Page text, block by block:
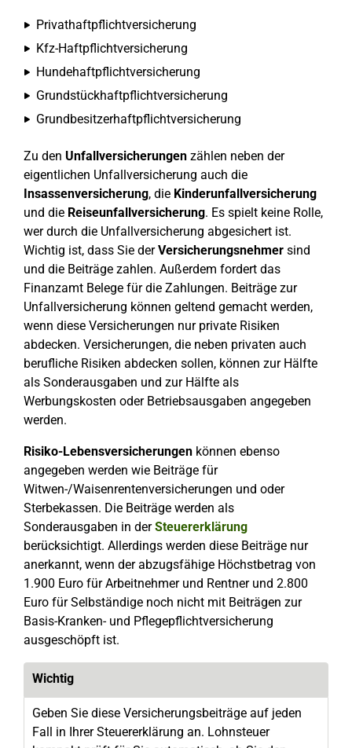
Privathaftpflichtversicherung
Kfz-Haftpflichtversicherung
Hundehaftpflichtversicherung
Grundstückhaftpflichtversicherung
Grundbesitzerhaftpflichtversicherung
Zu den Unfallversicherungen zählen neben der
eigentlichen Unfallversicherung auch die
Insassenversicherung, die Kinderunfallversicherung
und die Reiseunfallversicherung. Es spielt keine Rolle,
wer durch die Unfallversicherung abgesichert ist.
Wichtig ist, dass Sie derVersicherungsnehmer sind
und die Beiträge zahlen. Außerdem fordert das
Finanzamt Belege für die Zahlungen. Beiträge zur
Unfallversicherung können geltend gemacht werden,
wenn diese Versicherungen nur private Risiken
abdecken. Versicherungen, die neben privaten auch
berufliche Risiken abdecken sollen, können zur Hälfte
als Sonderausgaben und zur Hälfte als
Werbungskosten oder Betriebsausgaben angegeben
werden.
Risiko-Lebensversicherungen können ebenso
angegeben werden wie Beiträge für
Witwen-/Waisenrentenversicherungen und oder
Sterbekassen. Die Beiträge werden als
Sonderausgaben in derSteuererklärung
berücksichtigt. Allerdings werden diese Beiträge nur
anerkannt, wenn der abzugsfähige Höchstbetrag von
1.900 Euro für Arbeitnehmer und Rentner und 2.800
Euro für Selbständige noch nicht mit Beiträgen zur
Basis-Kranken- und Pflegepflichtversicherung
ausgeschöpft ist.
Wichtig
Geben Sie diese Versicherungsbeiträge auf jeden
Fall in Ihrer Steuererklärung an. Lohnsteuer